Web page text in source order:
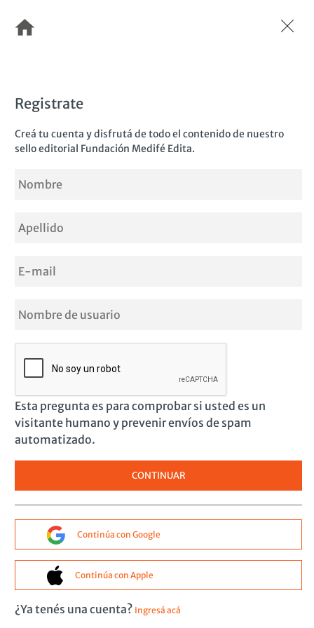
Registrate
Creá tu cuenta y disfrutá de todo el contenido de nuestro
sello editorial Fundación Medifé Edita.
Esta pregunta es para comprobar si usted es un
visitante humano y prevenir envíos de spam
automatizado.
Continúa con Google
Continúa con Apple
¿Ya tenés una cuenta? Ingresá acá